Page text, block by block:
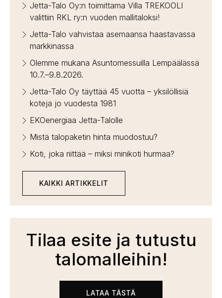
Jetta-Talo Oy:n toimittama Villa TREKOOLI
valittiin RKL ry:n vuoden mallitaloksi!
Jetta-Talo vahvistaa asemaansa haastavassa
markkinassa
Olemme mukana Asuntomessuilla Lempäälässä
10.7.–9.8.2026.
Jetta-Talo Oy täyttää 45 vuotta – yksilöllisiä
koteja jo vuodesta 1981
EKOenergiaa Jetta-Talolle
Mistä talopaketin hinta muodostuu?
Koti, joka riittää – miksi minikoti hurmaa?
KAIKKI ARTIKKELIT
Tilaa esite ja tutustu
talomalleihin!
LATAA TÄSTÄ